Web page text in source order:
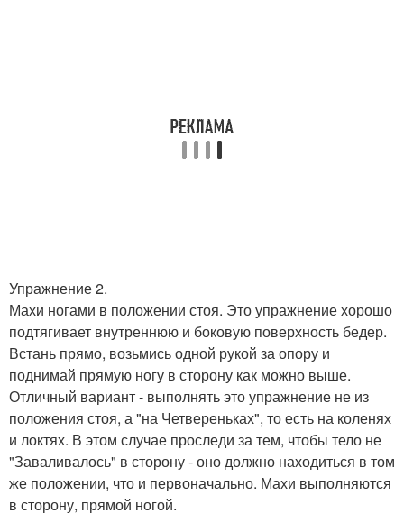
Упражнение 2.
Махи ногами в положении стоя. Это упражнение хорошо
подтягивает внутреннюю и боковую поверхность бедер.
Встань прямо, возьмись одной рукой за опору и
поднимай прямую ногу в сторону как можно выше.
Отличный вариант - выполнять это упражнение не из
положения стоя, а "на Четвереньках", то есть на коленях
и локтях. В этом случае проследи за тем, чтобы тело не
"Заваливалось" в сторону - оно должно находиться в том
же положении, что и первоначально. Махи выполняются
в сторону, прямой ногой.